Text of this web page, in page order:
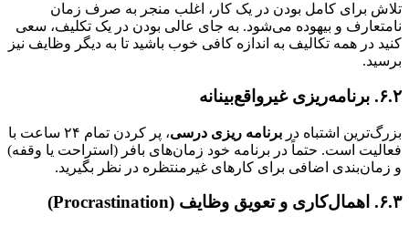
برای کامل بودن در یک کار، اغلب منجر به صرف زمان
و بیهوده می‌شود. به جای عالی بودن در یک تکلیف، سعی
در همه تکالیف به اندازه کافی خوب باشید تا به دیگر وظایف نیز
اشتباه دربرنامه ریزی درسی
، پر کردن تمام ۲۴ ساعت با
است. حتماً در برنامه خود زمان‌های بافر (استراحت یا وقفه)
اضافی برای کارهای غیرمنتظره در نظر بگیرید.